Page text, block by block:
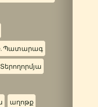
Պատարագ
Տերողորմյա
աղոթք